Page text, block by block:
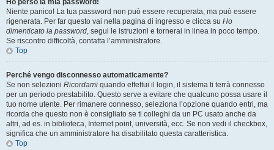
Ho perso la mia password!
Niente panico! La tua password non può essere recuperata, ma può essere
rigenerata. Per far questo vai nella pagina di ingresso e clicca su Ho
dimenticato la password, segui le istruzioni e tornerai in linea in poco tempo.
Se riscontro difficoltà, contatta l’amministratore.
Top
Perché vengo disconnesso automaticamente?
Se non selezioni Ricordami quando effettui il login, il sistema ti terrà connesso
per un periodo prestabilito. Questo serve a evitare che qualcuno possa usare il
tuo nome utente. Per rimanere connesso, seleziona l’opzione quando entri, ma
ricorda che questo non è consigliato se ti colleghi da un PC usato anche da
altri, ad es. in biblioteca, Internet point, università, ecc. Se non vedi il checkbox,
significa che un amministratore ha disabilitato questa caratteristica.
Top